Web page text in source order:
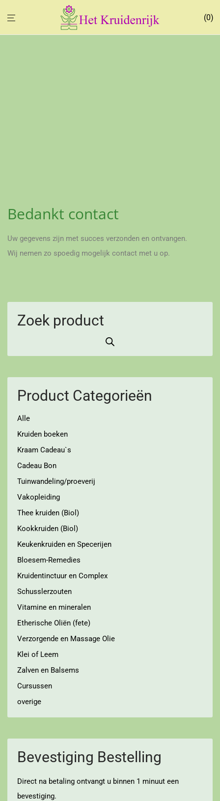
0
Bedankt contact
Uw gegevens zijn met succes verzonden en ontvangen.
Wij nemen zo spoedig mogelijk contact met u op.
Zoek product
Product Categorieën
Alle
Kruiden boeken
Kraam Cadeau`s
Cadeau Bon
Tuinwandeling/proeverij
Vakopleiding
Thee kruiden (Biol)
Kookkruiden (Biol)
Keukenkruiden en Specerijen
Bloesem-Remedies
Kruidentinctuur en Complex
Schusslerzouten
Vitamine en mineralen
Etherische Oliën (fete)
Verzorgende en Massage Olie
Klei of Leem
Zalven en Balsems
Cursussen
overige
Bevestiging Bestelling
Direct na betaling ontvangt u binnen 1 minuut een
bevestiging.